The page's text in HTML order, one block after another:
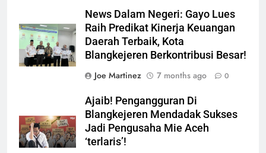
News Dalam Negeri: Gayo Lues
Raih Predikat Kinerja Keuangan
Daerah Terbaik, Kota
Blangkejeren Berkontribusi Besar!
Joe Martinez
7 months ago 0
Ajaib! Pengangguran Di
Blangkejeren Mendadak Sukses
Jadi Pengusaha Mie Aceh
‘terlaris’!